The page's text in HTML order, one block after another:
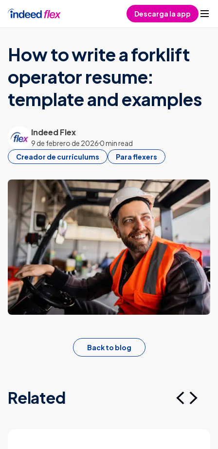
Descarga la app
How to write a forklift
operator resume:
template and examples
Indeed Flex
9 de febrero de 20260 min read
Creador de currículums
Para flexers
Back to blog
Related